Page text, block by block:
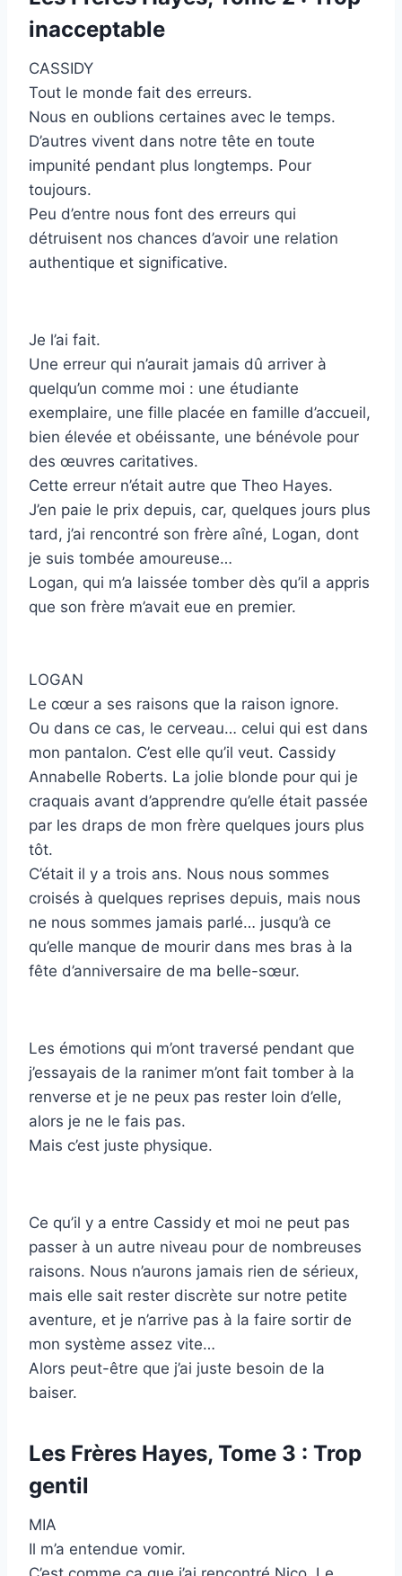
inacceptable
CASSIDY
Tout le monde fait des erreurs.
Nous en oublions certaines avec le temps.
D’autres vivent dans notre tête en toute
impunité pendant plus longtemps. Pour
toujours.
Peu d’entre nous font des erreurs qui
détruisent nos chances d’avoir une relation
authentique et significative.
Je l’ai fait.
Une erreur qui n’aurait jamais dû arriver à
quelqu’un comme moi : une étudiante
exemplaire, une fille placée en famille d’accueil,
bien élevée et obéissante, une bénévole pour
des œuvres caritatives.
Cette erreur n’était autre que Theo Hayes.
J’en paie le prix depuis, car, quelques jours plus
tard, j’ai rencontré son frère aîné, Logan, dont
je suis tombée amoureuse…
Logan, qui m’a laissée tomber dès qu’il a appris
que son frère m’avait eue en premier.
LOGAN
Le cœur a ses raisons que la raison ignore.
Ou dans ce cas, le cerveau… celui qui est dans
mon pantalon. C’est elle qu’il veut. Cassidy
Annabelle Roberts. La jolie blonde pour qui je
craquais avant d’apprendre qu’elle était passée
par les draps de mon frère quelques jours plus
tôt.
C’était il y a trois ans. Nous nous sommes
croisés à quelques reprises depuis, mais nous
ne nous sommes jamais parlé… jusqu’à ce
qu’elle manque de mourir dans mes bras à la
fête d’anniversaire de ma belle-sœur.
Les émotions qui m’ont traversé pendant que
j’essayais de la ranimer m’ont fait tomber à la
renverse et je ne peux pas rester loin d’elle,
alors je ne le fais pas.
Mais c’est juste physique.
Ce qu’il y a entre Cassidy et moi ne peut pas
passer à un autre niveau pour de nombreuses
raisons. Nous n’aurons jamais rien de sérieux,
mais elle sait rester discrète sur notre petite
aventure, et je n’arrive pas à la faire sortir de
mon système assez vite…
Alors peut-être que j’ai juste besoin de la
baiser.
Les Frères Hayes, Tome 3 : Trop
gentil
MIA
Il m’a entendue vomir.